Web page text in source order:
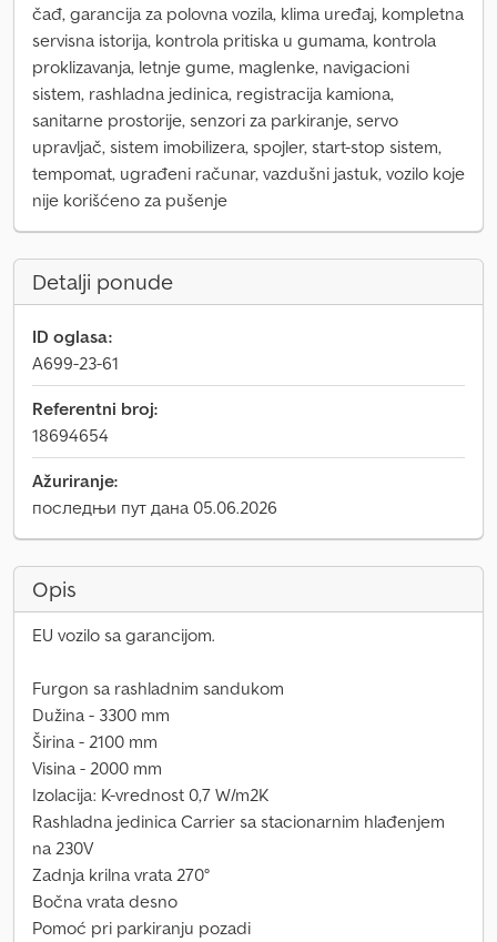
čađ, garancija za polovna vozila, klima uređaj, kompletna
servisna istorija, kontrola pritiska u gumama, kontrola
proklizavanja, letnje gume, maglenke, navigacioni
sistem, rashladna jedinica, registracija kamiona,
sanitarne prostorije, senzori za parkiranje, servo
upravljač, sistem imobilizera, spojler, start-stop sistem,
tempomat, ugrađeni računar, vazdušni jastuk, vozilo koje
nije korišćeno za pušenje
Detalji ponude
ID oglasa:
A699-23-61
Referentni broj:
18694654
Ažuriranje:
последњи пут дана 05.06.2026
Opis
EU vozilo sa garancijom.
Furgon sa rashladnim sandukom
Dužina - 3300 mm
Širina - 2100 mm
Visina - 2000 mm
Izolacija: K-vrednost 0,7 W/m2K
Rashladna jedinica Carrier sa stacionarnim hlađenjem
na 230V
Zadnja krilna vrata 270°
Bočna vrata desno
Pomoć pri parkiranju pozadi